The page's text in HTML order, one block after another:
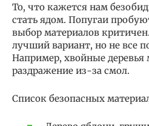
То, что кажется нам
стать ядом. Попугаи
выбор материалов
лучший вариант, но не все
Например, хвойные деревья
раздражение из-за смол.
Список безопасных